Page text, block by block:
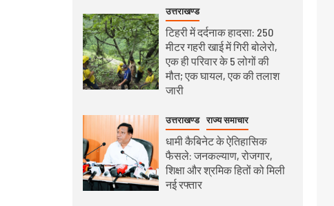
उत्तराखण्ड
टिहरी में दर्दनाक हादसा: 250
मीटर गहरी खाई में गिरी बोलेरो,
एक ही परिवार के 5 लोगों की
मौत; एक घायल, एक की तलाश
जारी
उत्तराखण्ड राज्य समाचार
धामी कैबिनेट के ऐतिहासिक
फैसले: जनकल्याण, रोजगार,
शिक्षा और श्रमिक हितों को मिली
नई रफ्तार